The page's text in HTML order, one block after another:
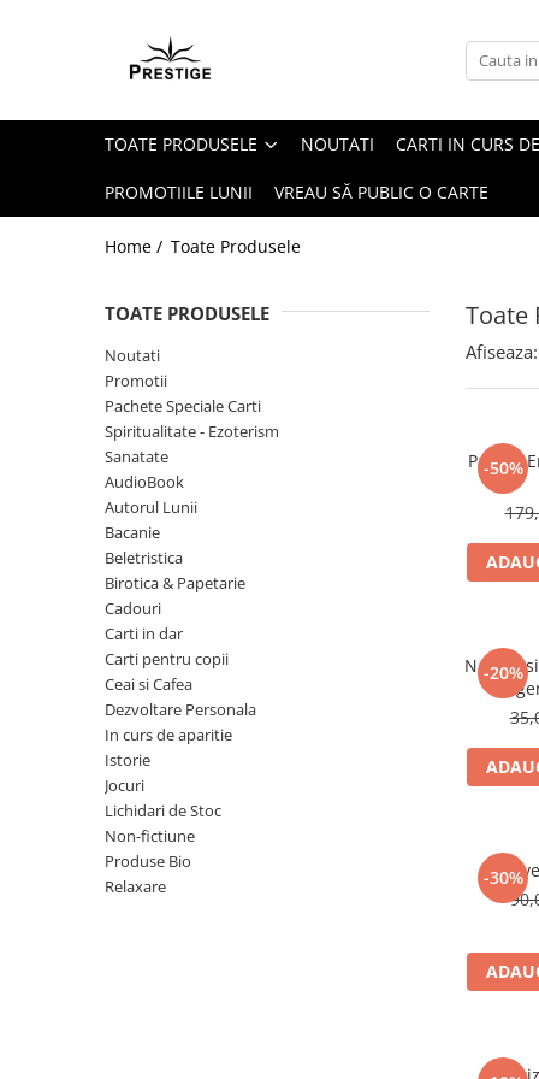
Toate Produsele
Pachete Speciale Carti
Spiritualitate - Ezoterism
AngelConnection
Chiromantie
Dezvoltare Spirituala
KidConnection
Minte Corp
New Illuminati Files
Numerologie
Paranormal
Parapsihologie
ReConnect
ScienceConnection
SelfConnect
TOATE PRODUSELE NOUTATI CARTI IN CURS
PROMOTIILE LUNII VREAU SĂ PUBLIC O CARTE
Home / Toate Produsele
Toate
TOATE PRODUSELE
Noutati
Promotii
Pachete Speciale Carti
Spiritualitate - Ezoterism
Sanatate
AudioBook
Autorul Lunii
Bacanie
Beletristica
Birotica & Papetarie
Cadouri
Carti in dar
Carti pentru copii
Ceai si Cafea
Dezvoltare Personala
In curs de aparitie
Istorie
Jocuri
Lichidari de Stoc
Non-fictiune
Produse Bio
Relaxare
Afiseaza:
-50%
Pachet
-20%
Natura
-30%